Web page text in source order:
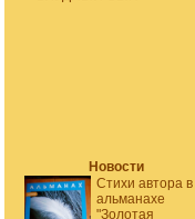
Новости
Стихи автора в
альманахе
"Золотая